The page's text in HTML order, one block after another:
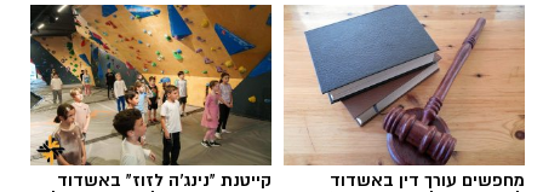
תגים:פסטיבל תור הזהב אשדוד
מחפשים עורך דין באשדוד קייטנת "נינג'ה לזוז" באשדוד